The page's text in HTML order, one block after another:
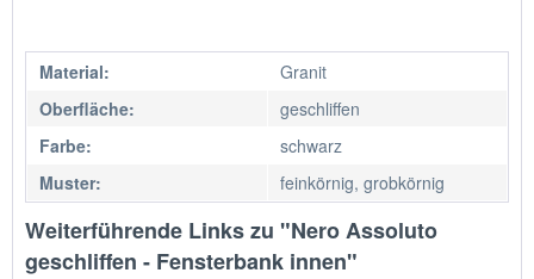
Material:
Granit
Oberfläche:
geschliffen
Farbe:
schwarz
Muster:
feinkörnig, grobkörnig
Weiterführende Links zu "Nero Assoluto
geschliffen - Fensterbank innen"